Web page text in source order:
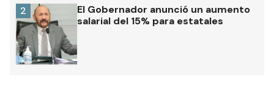
El Gobernador anunció un aumento
salarial del 15% para estatales
2